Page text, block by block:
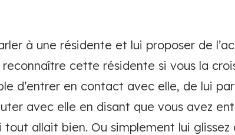
à une résidente et lui proposer de
cette résidente si vous la
d’entrer en contact avec elle, de lui
avec elle en disant que vous avez
tout allait bien. Ou simplement lui glissez